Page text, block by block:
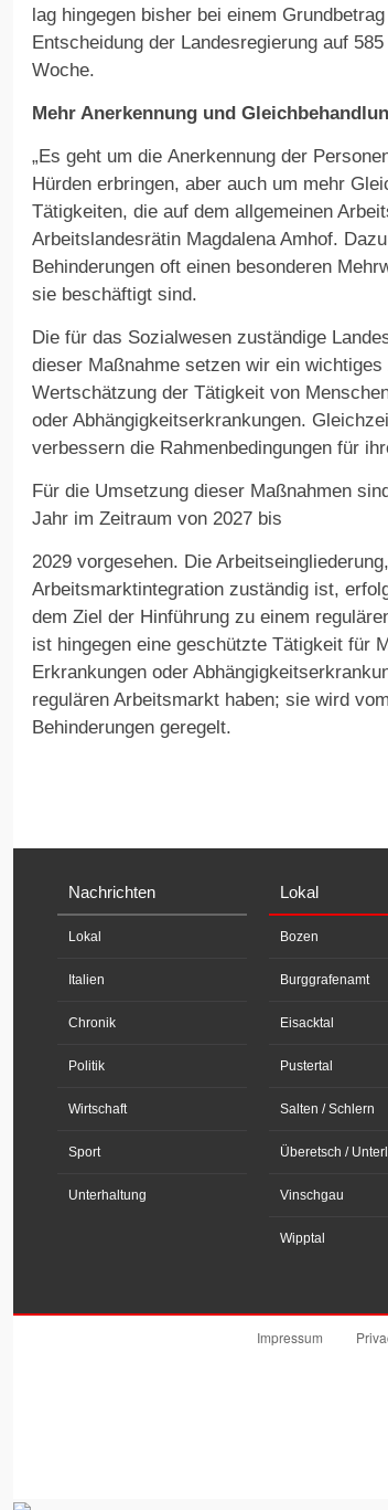
lag hingegen bisher bei einem
Entscheidung der Landesregierung auf
Woche.
Mehr Anerkennung und
„Es geht um die Anerkennung der
Hürden erbringen, aber auch um mehr
Tätigkeiten, die auf dem allgemeinen
Arbeitslandesrätin Magdalena Amhof.
Behinderungen oft einen besonderen
sie beschäftigt sind.
Die für das Sozialwesen zuständige
dieser Maßnahme setzen wir ein wichtiges
Wertschätzung der Tätigkeit von
oder Abhängigkeitserkrankungen.
verbessern die Rahmenbedingungen für
Für die Umsetzung dieser Maßnahmen
Jahr im Zeitraum von 2027 bis
2029 vorgesehen. Die
Arbeitsmarktintegration zuständig ist,
dem Ziel der Hinführung zu einem
ist hingegen eine geschützte Tätigkeit für
Erkrankungen oder
regulären Arbeitsmarkt haben; sie wird
Behinderungen geregelt.
Nachrichten
Lokal
Italien
Chronik
Politik
Wirtschaft
Sport
Unterhaltung
Lokal
Bozen
Burggrafenamt
Eisacktal
Pustertal
Salten / Schlern
Überetsch /
Vinschgau
Wipptal
Impressum